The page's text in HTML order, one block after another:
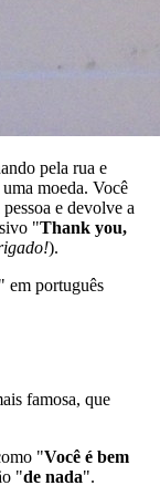
pela rua e
moeda. Você
e devolve a
"Thank you,
).
" em português
famosa, que
"Você é bem
"de nada".